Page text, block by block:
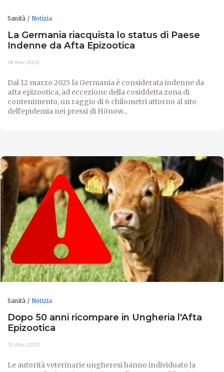
Sanità Notizia
La Germania riacquista lo status di Paese
Indenne da Afta Epizootica
18-Mar-2025
Dal 12 marzo 2025 la Germania è considerata indenne da
afta epizootica, ad eccezione della cosiddetta zona di
contenimento, un raggio di 6 chilometri attorno al sito
dell'epidemia nei pressi di Hönow...
Sanità Notizia
Dopo 50 anni ricompare in Ungheria l'Afta
Epizootica
12-Mar-2025
Le autorità veterinarie ungheresi hanno individuato la